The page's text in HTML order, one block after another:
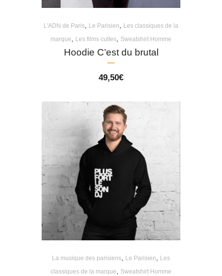
L'ADN de Paris Le Parisien
Les classiques de la
marque
Les films cultes Sweatshirt Homme
Hoodie C’est du brutal
49,50€
La musique des parisiens Le Parisien
Les
classiques de la marque
Sweatshirt Homme